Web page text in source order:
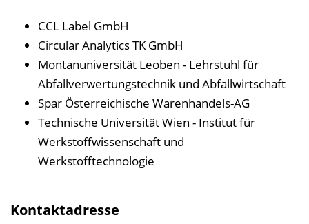
CCL Label GmbH
Circular Analytics TK GmbH
Montanuniversität Leoben - Lehrstuhl für
Abfallverwertungstechnik und Abfallwirtschaft
Spar Österreichische Warenhandels-AG
Technische Universität Wien - Institut für
Werkstoffwissenschaft und
Werkstofftechnologie
Kontaktadresse